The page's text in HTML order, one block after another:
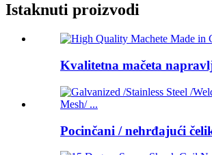
Istaknuti proizvodi
Kvalitetna mačeta
Pocinčani / nehrđajući